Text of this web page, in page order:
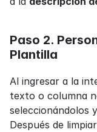
Paso 2.
Plantilla
Al ingresar a la
texto o columna
seleccionándolos
Después de